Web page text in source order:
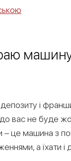
машину
і
вас не буде
це машина з
а їхати